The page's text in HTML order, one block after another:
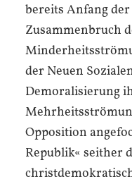
bereits Anfang
Zusammenbruch
der Neuen
Demoralisierung
Opposition
Republik« seither